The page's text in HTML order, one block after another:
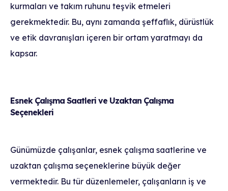
kurmaları ve takım ruhunu teşvik etmeleri
gerekmektedir. Bu, aynı zamanda şeffaflık, dürüstlük
ve etik davranışları içeren bir ortam yaratmayı da
kapsar.
Esnek Çalışma Saatleri ve Uzaktan Çalışma
Seçenekleri
Günümüzde çalışanlar, esnek çalışma saatlerine ve
uzaktan çalışma seçeneklerine büyük değer
vermektedir. Bu tür düzenlemeler, çalışanların iş ve